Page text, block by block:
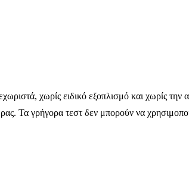
χωρίς ειδικό εξοπλισμό και χωρίς
Τα γρήγορα τεστ δεν μπορούν να